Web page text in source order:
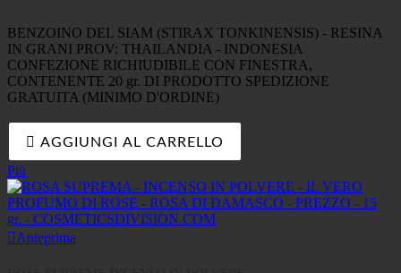
BENZOINO DEL SIAM (STIRAX TONKINENSIS) - RESINA
IN GRANI PROV: THAILANDIA - INDONESIA
CONFEZIONE RICHIUDIBILE CON FINESTRA,
CONTENENTE 20 gr. DI PRODOTTO SPEDIZIONE
GRATUITA (MINIMO D'ORDINE)
AGGIUNGI AL CARRELLO
Più
Anteprima